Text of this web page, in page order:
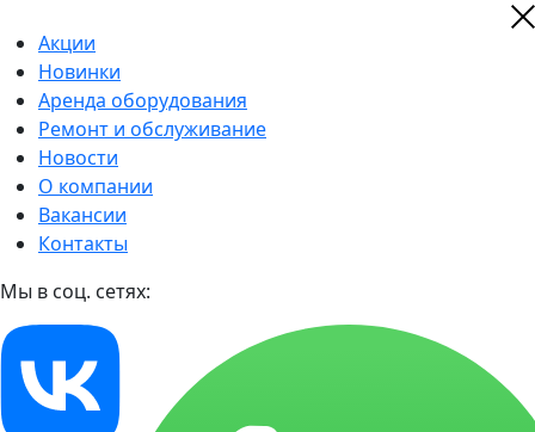
Акции
Новинки
Аренда оборудования
Ремонт и обслуживание
Новости
О компании
Вакансии
Контакты
Мы в соц. сетях: